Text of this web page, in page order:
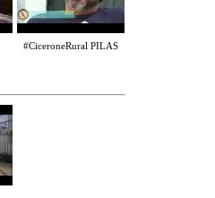
#CiceroneRural PILAS